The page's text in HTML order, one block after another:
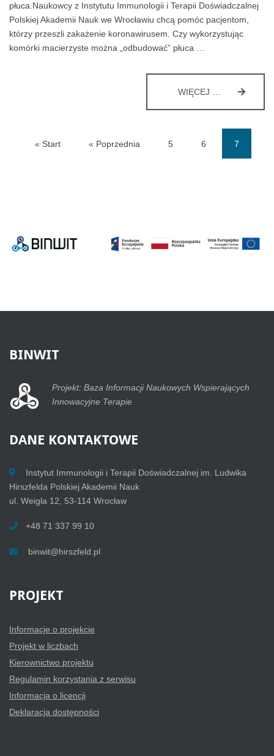
płuca.Naukowcy z Instytutu Immunologii i Terapii Doświadczalnej
Polskiej Akademii Nauk we Wrocławiu chcą pomóc pacjentom,
którzy przeszli zakażenie koronawirusem. Czy wykorzystując
komórki macierzyste można „odbudować” płuca …
WIĘCEJ …
TERAPIA
KOMÓRKAMI
Z
IITD
« Start « Poprzednia 5 6 7
BINWIT
Projekt: Baza Informacji Naukowych Wspierających
Innowacyjne Terapie
DANE KONTAKTOWE
Instytut Immunologii i Terapii Doświadczalnej im. Ludwika
Hirszfelda Polskiej Akademii Nauk
ul. Weigla 12, 53-114 Wrocław
+48 71 337 99 10
binwit@hirszfeld.pl
PROJEKT
Informacje o projekcie
Projekt w liczbach
Kierownictwo projektu
Regulamin korzystania z serwisu
Informacja o licencji
Deklaracja dostępności